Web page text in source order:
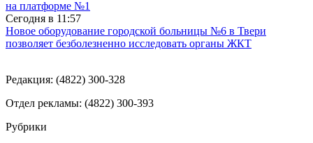
на платформе №1
Сегодня в 11:57
Новое оборудование городской больницы №6 в Твери
позволяет безболезненно исследовать органы ЖКТ
Редакция: (4822) 300-328
Отдел рекламы: (4822) 300-393
Рубрики